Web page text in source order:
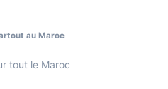
au Maroc
tout le Maroc